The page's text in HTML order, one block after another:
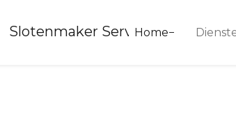
Slotenmaker Service 24
Home